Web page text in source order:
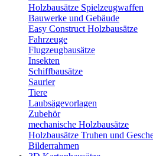
Holzbausätze Spielzeugwaffen
Bauwerke und Gebäude
Easy Construct Holzbausätze
Fahrzeuge
Flugzeugbausätze
Insekten
Schiffbausätze
Saurier
Tiere
Laubsägevorlagen
Zubehör
mechanische Holzbausätze
Holzbausätze Truhen und
Bilderrahmen